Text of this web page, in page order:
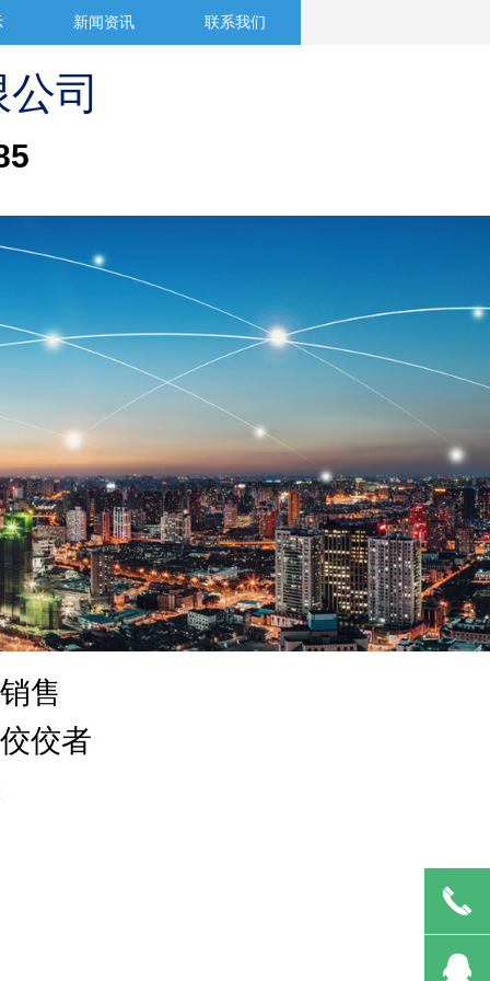
新闻资讯 联系我们
司
售
佼者
끅
뀩